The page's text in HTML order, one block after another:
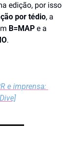
edição, por isso
por tédio, a
B=MAP e a
.
e imprensa: